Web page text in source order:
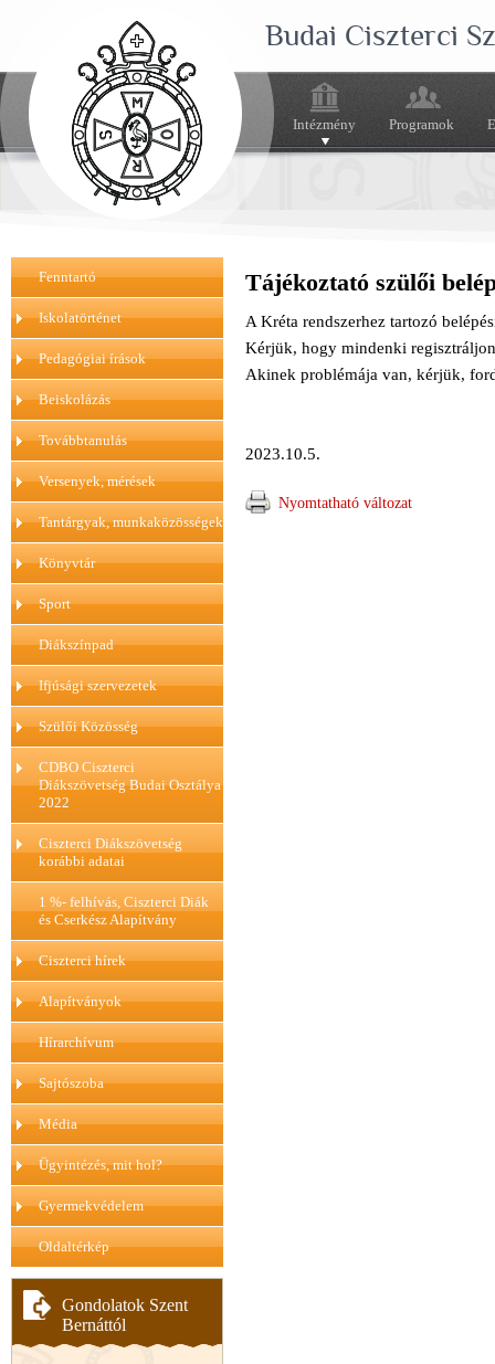
Budai Ciszterci
Intézmény Programok
Fenntartó
Iskolatörténet
Pedagógiai írások
Beiskolázás
Továbbtanulás
Versenyek, mérések
Tantárgyak, munkaközösségek
Könyvtár
Sport
Diákszínpad
Ifjúsági szervezetek
Szülői Közösség
CDBO Ciszterci
Diákszövetség Budai Osztálya
2022
Ciszterci Diákszövetség
korábbi adatai
1 %- felhívás, Ciszterci Diák
és Cserkész Alapítvány
Ciszterci hírek
Alapítványok
Hírarchívum
Sajtószoba
Média
Ügyintézés, mit hol?
Gyermekvédelem
Oldaltérkép
Gondolatok Szent
Bernáttól
Tájékoztató szülői
A Kréta rendszerhez tartozó
Kérjük, hogy mindenki
Akinek problémája van, kérjük,
2023.10.5.
Nyomtatható változat